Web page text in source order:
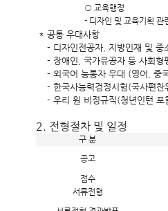
○ 교육행정
- 디자인 및 교육기획 관
* 공통 우대사항
- 디자인전공자, 지방인재 및 중
- 장애인, 국가유공자 등 사회형
- 외국어 능통자 우대 (영어, 중
- 한국사능력검정시험(국사편찬
- 우리 원 비정규직(청년인턴 포
2. 전형절차 및 일정
구 분
공고
접수
서류전형